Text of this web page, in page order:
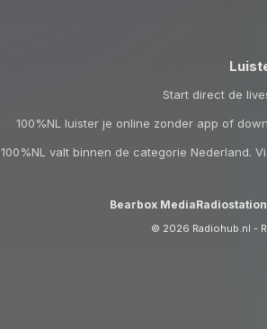
Start direct de
100%NL luister je online zonder app of
100%NL valt binnen de categorie Nederland.
Bearbox Media
© 2026 Radiohub.nl -